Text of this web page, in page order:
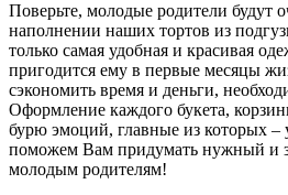
Поверьте, молодые родители будут
наполнении наших тортов из
только самая удобная и красивая
пригодится ему в первые месяцы
сэкономить время и деньги,
Оформление каждого букета,
бурю эмоций, главные из которых –
поможем Вам придумать нужный и
молодым родителям!